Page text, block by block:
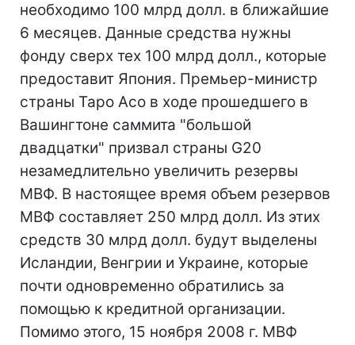
необходимо 100 млрд долл. в ближайшие
6 месяцев. Данные средства нужны
фонду сверх тех 100 млрд долл., которые
предоставит Япония. Премьер-министр
страны Таро Асо в ходе прошедшего в
Вашингтоне саммита "большой
двадцатки" призвал страны G20
незамедлительно увеличить резервы
МВФ. В настоящее время объем резервов
МВФ составляет 250 млрд долл. Из этих
средств 30 млрд долл. будут выделены
Исландии, Венгрии и Украине, которые
почти одновременно обратились за
помощью к кредитной организации.
Помимо этого, 15 ноября 2008 г. МВФ